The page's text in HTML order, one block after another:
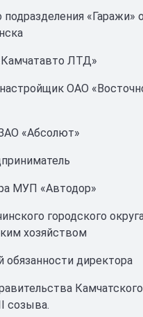
«Гаражи»
ЛТД»
ОАО
«Абсолют»
МУП «Автодор»
городского
хозяйством
директора
созыва.